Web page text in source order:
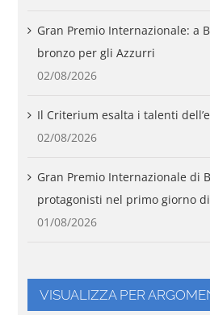
Gran Premio Internazionale: a
bronzo per gli Azzurri
02/08/2026
Il Criterium esalta i talenti
02/08/2026
Gran Premio Internazionale di
protagonisti nel primo giorno
01/08/2026
VISUALIZZA PER